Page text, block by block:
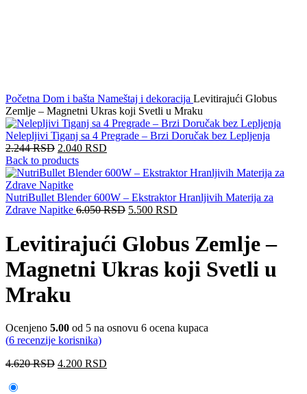
Početna Dom i bašta Nameštaj i dekoracija Levitirajući Globus
Zemlje – Magnetni Ukras koji Svetli u Mraku
Nelepljivi Tiganj sa 4 Pregrade – Brzi Doručak bez Lepljenja
2.244RSD 2.040 RSD
Back to products
NutriBullet Blender 600W – Ekstraktor Hranljivih Materija za
Zdrave Napitke 6.050RSD 5.500 RSD
Levitirajući Globus Zemlje –
Magnetni Ukras koji Svetli u
Mraku
Ocenjeno 5.00 od 5 na osnovu 6 ocena kupaca
(6 recenzije korisnika)
4.620RSD 4.200 RSD